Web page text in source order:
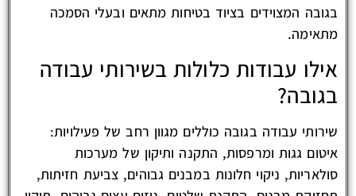
בגובה המצוידים בציוד בטיחות מתאים ובעלי הסמכה
מתאימה.
אילו עבודות כלולות בשירותי עבודה
בגובה?
שירותי עבודה בגובה כוללים מגוון רחב של פעילויות:
איטום גגות ומרפסות, התקנה ותיקון של מערכות
סולאריות, ניקוי חלונות במבנים גבוהים, צביעת חזיתות,